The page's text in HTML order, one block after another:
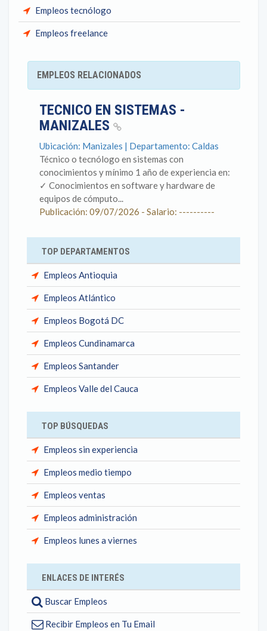
Empleos tecnólogo
Empleos freelance
EMPLEOS RELACIONADOS
TECNICO EN SISTEMAS -
MANIZALES
Ubicación: Manizales | Departamento: Caldas
Técnico o tecnólogo en sistemas con
conocimientos y mínimo 1 año de experiencia en: ​
✓ Conocimientos en software y hardware de
equipos de cómputo...
Publicación: 09/07/2026 - Salario: ----------
TOP DEPARTAMENTOS
Empleos Antioquia
Empleos Atlántico
Empleos Bogotá DC
Empleos Cundinamarca
Empleos Santander
Empleos Valle del Cauca
TOP BÚSQUEDAS
Empleos sin experiencia
Empleos medio tiempo
Empleos ventas
Empleos administración
Empleos lunes a viernes
ENLACES DE INTERÉS
Buscar Empleos
Recibir Empleos en Tu Email